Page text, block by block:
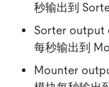
秒输出到
Sorter output
每秒输出到
Mounter